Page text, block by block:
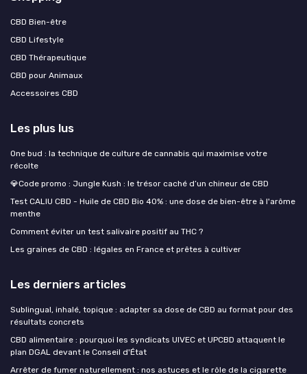
CBD Bien-être
CBD Lifestyle
CBD Thérapeutique
CBD pour Animaux
Accessoires CBD
Les plus lus
One bud : la technique de culture de cannabis qui maximise votre
récolte
💎Code promo : Jungle Kush : le trésor caché d’un chineur de CBD
Test CALIU CBD - Huile de CBD Bio 40% : une dose de bien-être à l'arôme
menthe
Comment éviter un test salivaire positif au THC ?
Les graines de CBD : légales en France et prêtes à cultiver
Les derniers articles
Sublingual, inhalé, topique : adapter sa dose de CBD au format pour des
résultats concrets
CBD alimentaire : pourquoi les syndicats UIVEC et UPCBD attaquent le
plan DGAL devant le Conseil d'État
Arrêter de fumer naturellement : nos astuces et le rôle de la cigarette